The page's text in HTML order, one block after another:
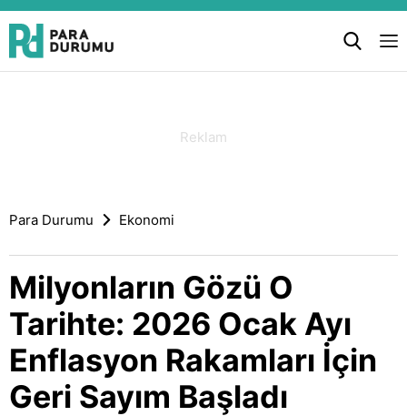
Para Durumu Ekonomi
Milyonların Gözü O
Tarihte: 2026 Ocak Ayı
Enflasyon Rakamları İçin
Geri Sayım Başladı